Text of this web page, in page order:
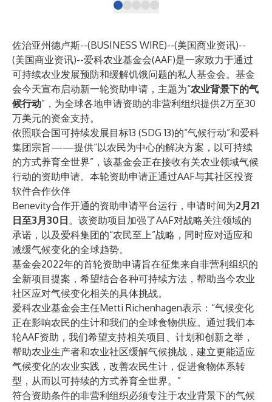
佐治亚州德卢斯--(BUSINESS WIRE)--(美国商业资讯)--
(美国商业资讯)--爱科农业基金会(AAF)是一家致力于通过
可持续农业发展预防和缓解饥饿问题的私人基金会。基金
会今天宣布启动新一轮资助申请，主题为“农业背景下的气
候行动”，为全球各地申请资助的非营利组织提供2万至30
万美元的资金支持。
依照联合国可持续发展目标13 (SDG 13)的“气候行动”和爱科
集团宗旨——提供“以农民为中心的解决方案，以可持续
的方式养育全世界”，该基金会正在接收有关农业领域气候
行动的资助申请。本轮资助申请正通过AAF与其社区投资
软件合作伙伴
Benevity合作开通的资助申请平台运行，申请时间为2月21
日至3月30日。该资助项目加强了AAF对战略关注领域的
承诺，以及爱科集团的“农民至上”战略，同时应对适应和
减缓气候变化的全球趋势。
基金会2022年的首轮资助申请旨在征集来自非营利组织的
全新项目提案，希望结合各种可持续方法，帮助当今农业
社区应对气候变化相关的具体挑战。
爱科农业基金会主任Metti Richenhagen表示：“气候变化
正在影响农民的生计和我们的全球食物供应。通过我们本
轮AAF资助，我们希望支持相关项目、计划和创新之举，
帮助农业生产者和农业社区缓解气候挑战，建立更能适应
气候变化的农业实践，改善农民生计，促进食物体系转
型，从而以可持续的方式养育全世界。”
符合资助条件的非营利组织必须专注于农业背景下的气候